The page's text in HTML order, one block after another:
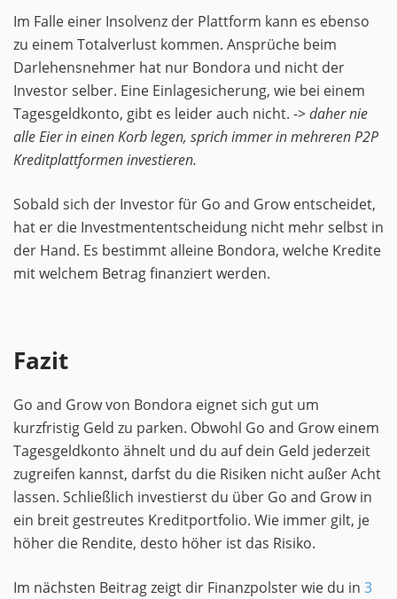
Im Falle einer Insolvenz der Plattform kann es ebenso
zu einem Totalverlust kommen. Ansprüche beim
Darlehensnehmer hat nur Bondora und nicht der
Investor selber. Eine Einlagesicherung, wie bei einem
Tagesgeldkonto, gibt es leider auch nicht. ->daher nie
alle Eier in einen Korb legen, sprich immer in mehreren P2P
Kreditplattformen investieren.
Sobald sich der Investor für Go and Grow entscheidet,
hat er die Investmententscheidung nicht mehr selbst in
der Hand. Es bestimmt alleine Bondora, welche Kredite
mit welchem Betrag finanziert werden.
Fazit
Go and Grow von Bondora eignet sich gut um
kurzfristig Geld zu parken. Obwohl Go and Grow einem
Tagesgeldkonto ähnelt und du auf dein Geld jederzeit
zugreifen kannst, darfst du die Risiken nicht außer Acht
lassen. Schließlich investierst du über Go and Grow in
ein breit gestreutes Kreditportfolio. Wie immer gilt, je
höher die Rendite, desto höher ist das Risiko.
Im nächsten Beitrag zeigt dir Finanzpolster wie du in 3